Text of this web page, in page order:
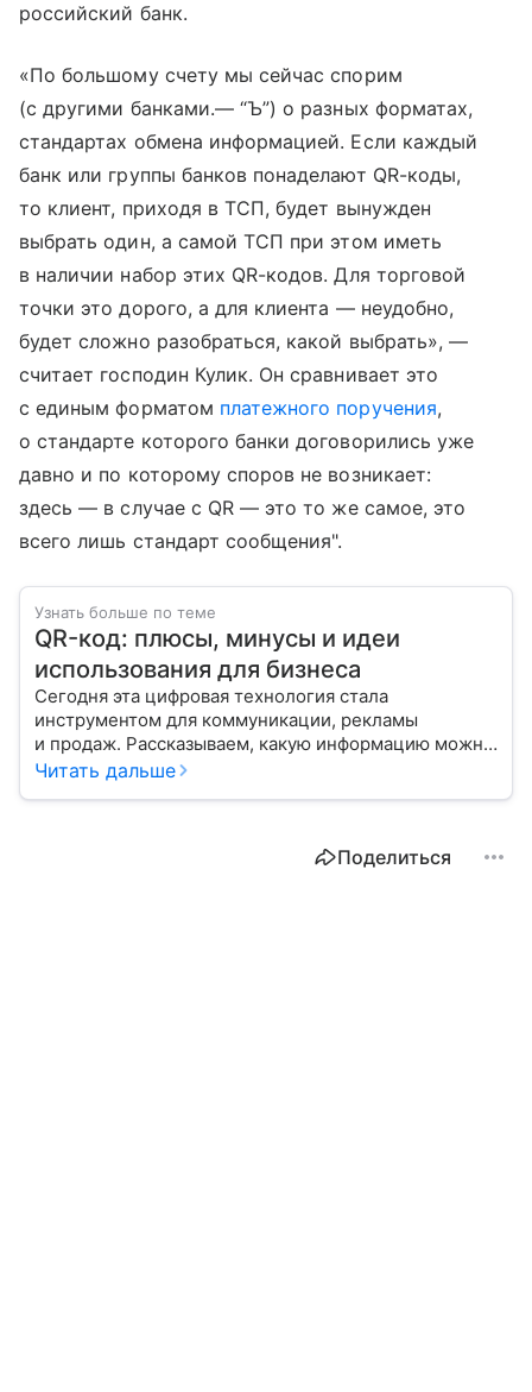
российский банк.
«По большому счету мы сейчас спорим
(с другими банками.— “Ъ”) о разных форматах,
стандартах обмена информацией. Если каждый
банк или группы банков понаделают QR-коды,
то клиент, приходя в ТСП, будет вынужден
выбрать один, а самой ТСП при этом иметь
в наличии набор этих QR-кодов. Для торговой
точки это дорого, а для клиента — неудобно,
будет сложно разобраться, какой выбрать», —
считает господин Кулик. Он сравнивает это
с единым форматом платежного поручения,
о стандарте которого банки договорились уже
давно и по которому споров не возникает:
здесь — в случае с QR — это то же самое, это
всего лишь стандарт сообщения".
Узнать больше по теме
QR-код: плюсы, минусы и идеи
использования для бизнеса
Сегодня эта цифровая технология стала
инструментом для коммуникации, рекламы
и продаж. Рассказываем, какую информацию можно
зашифровать в QR-коде и как «прочитать» его
Читать дальше
Поделиться